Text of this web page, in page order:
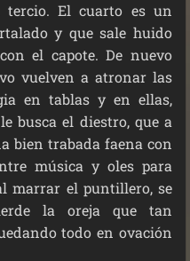
El cuarto es un
y que sale huido
el capote. De nuevo
vuelven a atronar las
en tablas y en ellas,
busca el diestro, que a
bien trabada faena con
música y oles para
marrar el puntillero, se
la oreja que tan
todo en ovación